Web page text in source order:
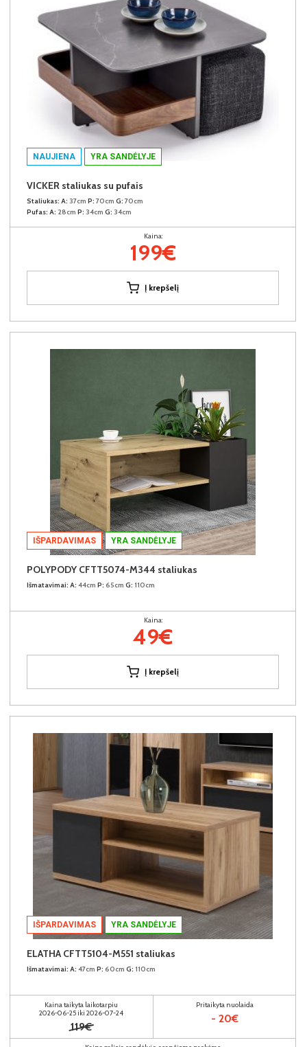
NAUJIENA YRA SANDĖLYJE
VICKER staliukas su pufais
Staliukas: A: 37cm P: 70cm G: 70cm
Pufas: A: 28cm P: 34cm G: 34cm
Kaina:
199€
Į krepšelį
IŠPARDAVIMAS YRA SANDĖLYJE
POLYPODY CFTT5074-M344 staliukas
Išmatavimai: A: 44cm P: 65cm G: 110cm
Kaina:
49€
Į krepšelį
IŠPARDAVIMAS YRA SANDĖLYJE
ELATHA CFTT5104-M551 staliukas
Išmatavimai: A: 47cm P: 60cm G: 110cm
Kaina taikyta laikotarpiu
2026-06-25 iki 2026-07-24
119€
Pritaikyta nuolaida
- 20€